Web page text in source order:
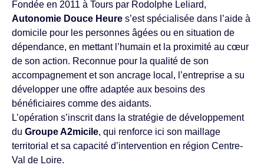
Fondée en 2011 à Tours par Rodolphe Leliard,
Autonomie Douce Heure s’est spécialisée dans l’aide à
domicile pour les personnes âgées ou en situation de
dépendance, en mettant l’humain et la proximité au cœur
de son action. Reconnue pour la qualité de son
accompagnement et son ancrage local, l’entreprise a su
développer une offre adaptée aux besoins des
bénéficiaires comme des aidants.
L’opération s’inscrit dans la stratégie de développement
du Groupe A2micile, qui renforce ici son maillage
territorial et sa capacité d’intervention en région Centre-
Val de Loire.